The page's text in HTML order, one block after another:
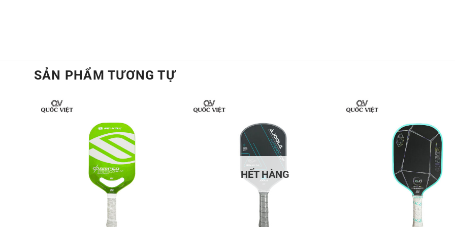
SẢN PHẨM TƯƠNG TỰ
HẾT HÀNG